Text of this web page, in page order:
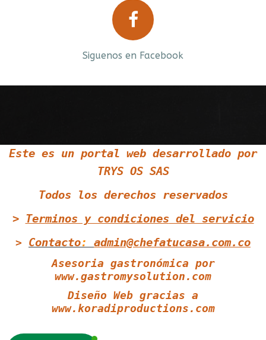
Siguenos en Facebook
Este es un portal web desarrollado por
TRYS OS SAS
Todos los derechos reservados
> Terminos y condiciones del servicio
> Contacto: admin@chefatucasa.com.co
Asesoria gastronómica por
www.gastromysolution.com
Diseño Web gracias a
www.koradiproductions.com